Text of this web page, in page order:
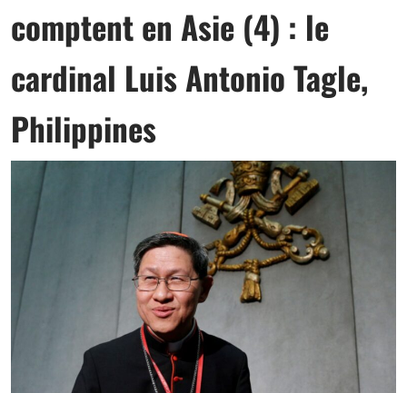
comptent en Asie (4) : le
cardinal Luis Antonio Tagle,
Philippines